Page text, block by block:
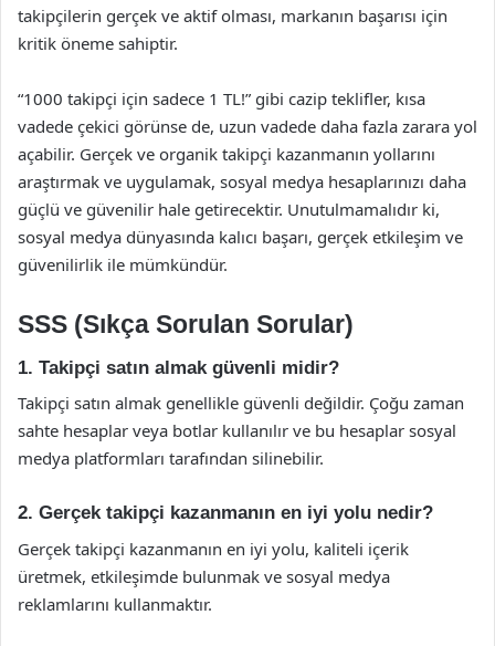
takipçilerin gerçek ve aktif olması, markanın başarısı için
kritik öneme sahiptir.
“1000 takipçi için sadece 1 TL!” gibi cazip teklifler, kısa
vadede çekici görünse de, uzun vadede daha fazla zarara yol
açabilir. Gerçek ve organik takipçi kazanmanın yollarını
araştırmak ve uygulamak, sosyal medya hesaplarınızı daha
güçlü ve güvenilir hale getirecektir. Unutulmamalıdır ki,
sosyal medya dünyasında kalıcı başarı, gerçek etkileşim ve
güvenilirlik ile mümkündür.
SSS (Sıkça Sorulan Sorular)
1. Takipçi satın almak güvenli midir?
Takipçi satın almak genellikle güvenli değildir. Çoğu zaman
sahte hesaplar veya botlar kullanılır ve bu hesaplar sosyal
medya platformları tarafından silinebilir.
2. Gerçek takipçi kazanmanın en iyi yolu nedir?
Gerçek takipçi kazanmanın en iyi yolu, kaliteli içerik
üretmek, etkileşimde bulunmak ve sosyal medya
reklamlarını kullanmaktır.